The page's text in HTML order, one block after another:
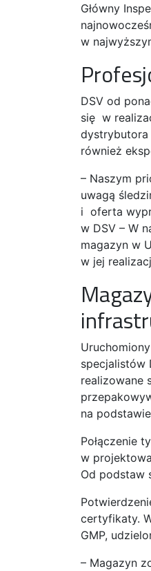
Główny
w
DSV od
się w
dystrybutora
również
– Naszym
uwagą
i oferta
w DSV – W
magazyn w
w jej
specjalistów
realizowane
na
Połączenie
w
Od podstaw
certyfikaty.
GMP,
– Magazyn